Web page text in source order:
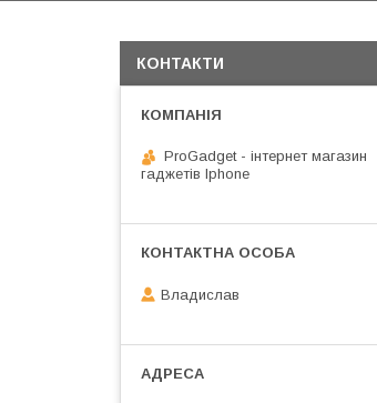
КОНТАКТИ
ProGadget - iнтернет магазин
гаджетів Iphone
Владислав